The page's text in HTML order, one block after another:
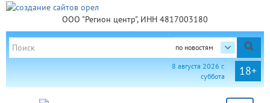
ООО "Регион центр", ИНН 4817003180
по новостям
18+
8 августа 2026 г.
суббота